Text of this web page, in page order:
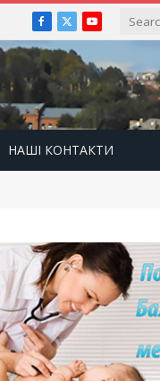
Facebook
X
(Twitter)
YouTube
НАШІ КОНТАКТИ